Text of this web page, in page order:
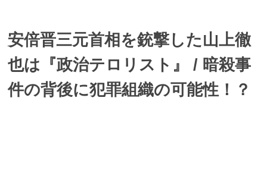
安倍晋三元首相を銃撃した山上徹
也は『政治テロリスト』 / 暗殺事
件の背後に犯罪組織の可能性！？